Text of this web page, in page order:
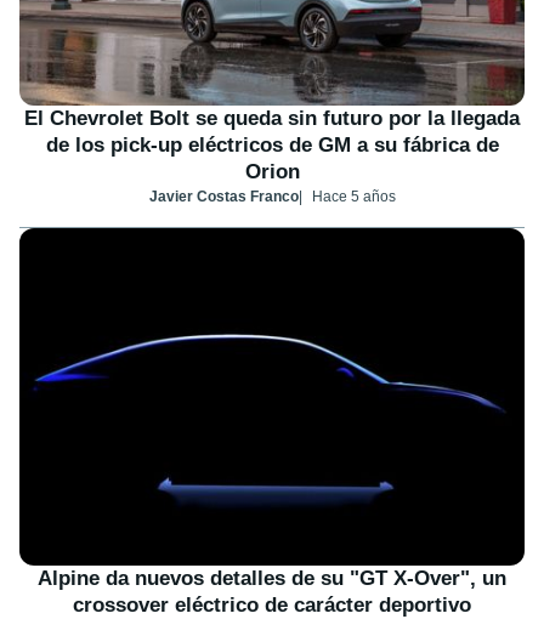
El Chevrolet Bolt se queda sin futuro por la llegada
de los pick-up eléctricos de GM a su fábrica de
Orion
Javier Costas Franco Hace 5 años
Alpine da nuevos detalles de su "GT X-Over", un
crossover eléctrico de carácter deportivo